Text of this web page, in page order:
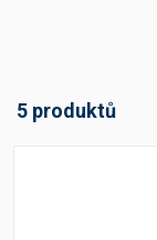
5 produktů